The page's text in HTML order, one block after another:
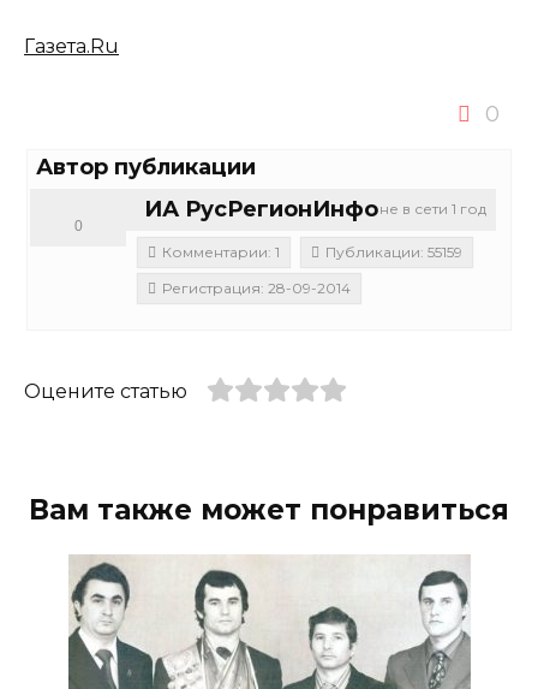
Газета.Ru
0
Автор публикации
не в сети 1 год
ИА РусРегионИнфо
0
Комментарии: 1
Публикации: 55159
Регистрация: 28-09-2014
Оцените статью
Вам также может понравиться